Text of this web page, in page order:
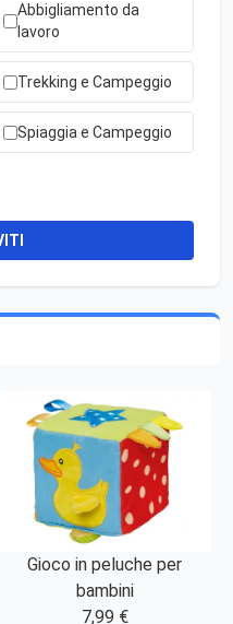
Abbigliamento da
lavoro
Trekking e Campeggio
Spiaggia e Campeggio
Gioco in peluche per
bambini
7,99 €